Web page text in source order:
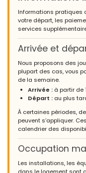
- 8,0
Couples jeunes - Août
Mieux que nous nous
Informations pratiques
votre départ, les
services
Arrivée et
Nous proposons des
plupart des cas, vous
de la semaine.
Arrivée : à partir de
Départ : au plus
À certaines périodes,
peuvent s’appliquer.
calendrier des
Occupation
Les installations, les